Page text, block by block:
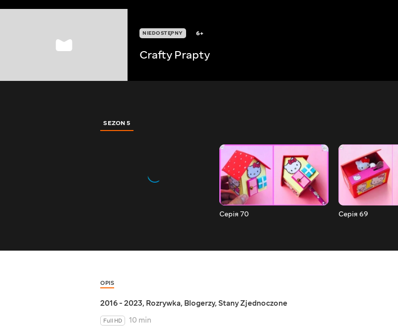
NIEDOSTĘPNY 6+
Crafty Prapty
SEZON 5
Серія 70 Серія 69
OPIS
2016 - 2023, Rozrywka, Blogerzy, Stany Zjednoczone
Full HD
10 min